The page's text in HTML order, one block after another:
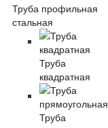
Труба профильная
стальная
Труба
квадратная
Труба